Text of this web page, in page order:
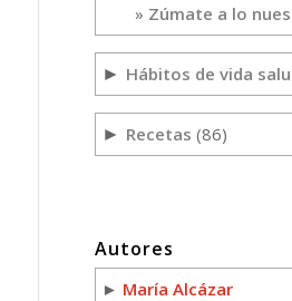
Zúmate a lo
► Hábitos de vida
► Recetas (86)
Autores
► María Alcázar